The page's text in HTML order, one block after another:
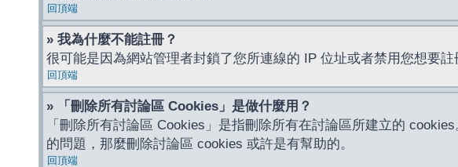
回頂端
» 我為什麼不能註冊？
很可能是因為網站管理者封鎖了您所連線的 IP 位址或者禁用您想要
回頂端
» 「刪除所有討論區 Cookies」是做什麼用？
「刪除所有討論區 Cookies」是指刪除所有在討論區所建立的
的問題，那麼刪除討論區 cookies 或許是有幫助的。
回頂端